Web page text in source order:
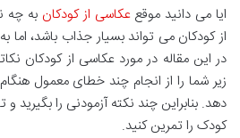
ایا می دانید موقععکاسی از کودکان به چه
از کودکان می تواند بسیار جذاب باشد، اما
در این مقاله در مورد عکاسی از کودکان
زیر شما را از انجام چند خطای معمول
دهد. بنابراین چند نکته آزمودنی را بگیرید
کودک را تمرین کنید.